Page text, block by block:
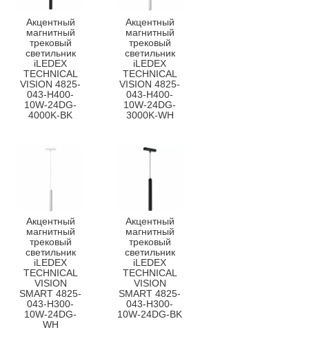
Акцентный
магнитный
трековый
светильник
iLEDEX
TECHNICAL
VISION 4825-
043-H400-
10W-24DG-
4000K-BK
Акцентный
магнитный
трековый
светильник
iLEDEX
TECHNICAL
VISION 4825-
043-H400-
10W-24DG-
3000K-WH
Акцентный
магнитный
трековый
светильник
iLEDEX
TECHNICAL
VISION
SMART 4825-
043-H300-
10W-24DG-
WH
Акцентный
магнитный
трековый
светильник
iLEDEX
TECHNICAL
VISION
SMART 4825-
043-H300-
10W-24DG-BK